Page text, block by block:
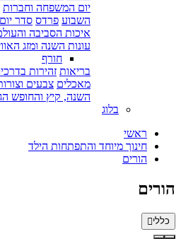
יום המשפחה וחברות
השבוע פרדס סדר
איכות הסביבה
עונות השנה ומזג
חורף
בריאות זהירות
מאכלים צבעים
השנה, קיץ והחופש
בלוג
ראשי
חינוך מיוחד והתפתחות הילד
הורים
הורים
כללי